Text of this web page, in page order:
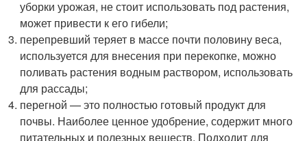
уборки урожая, не стоит использовать под растения,
может привести к его гибели;
перепревший теряет в массе почти половину веса,
используется для внесения при перекопке, можно
поливать растения водным раствором, использовать
для рассады;
перегной — это полностью готовый продукт для
почвы. Наиболее ценное удобрение, содержит много
питательных и полезных веществ. Подходит для